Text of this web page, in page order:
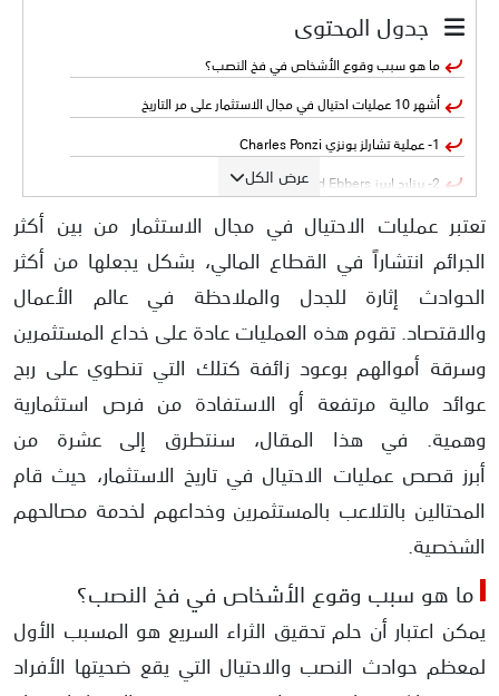
جدول المحتوى
عرض الكل
ما هو سبب وقوع الأشخاص في فخ النصب؟
أشهر 10 عمليات احتيال في مجال الاستثمار على مر التاريخ
1- عملية تشارلز بونزي Charles Ponzi
2- برنارد إيبرز Bernard Ebbers
3- جوردان بلفور Jordan Belfort
4- جيمس بول لويس جونيور James Paul Lewis Junior
5- مايكل دي جوزمان Michael de Guzman
6- سام إسرائيل Sam Israel
7- جوزيف ناتشيو Joseph Nacchio
10- بيرني مادوف Bernie Madoff
عمليات الاحتيال الشائعة الحدوث في الدول العربية
تعتبر عمليات الاحتيال في مجال الاستثمار من بين أكثر
الجرائم انتشاراً في القطاع المالي، بشكل يجعلها من أكثر
الحوادث إثارة للجدل والملاحظة في عالم الأعمال
والاقتصاد. تقوم هذه العمليات عادة على خداع المستثمرين
وسرقة أموالهم بوعود زائفة كتلك التي تنطوي على ربح
عوائد مالية مرتفعة أو الاستفادة من فرص استثمارية
وهمية. في هذا المقال، سنتطرق إلى عشرة من
أبرز قصص عمليات الاحتيال في تاريخ الاستثمار، حيث قام
المحتالين بالتلاعب بالمستثمرين وخداعهم لخدمة مصالحهم
الشخصية.
ما هو سبب وقوع الأشخاص في فخ النصب؟
يمكن اعتبار أن حلم تحقيق الثراء السريع هو المسبب الأول
لمعظم حوادث النصب والاحتيال التي يقع ضحيتها الأفراد